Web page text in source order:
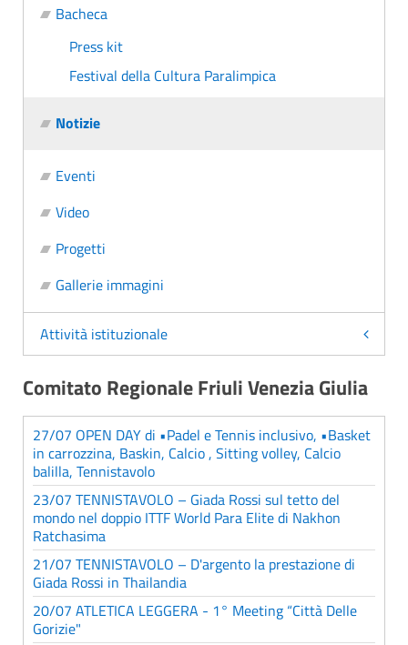
Bacheca
Press kit
Festival della Cultura Paralimpica
Notizie
Eventi
Video
Progetti
Gallerie immagini
Attività istituzionale
Comitato Regionale Friuli Venezia Giulia
27/07 OPEN DAY di •Padel e Tennis inclusivo, •Basket
in carrozzina, Baskin, Calcio , Sitting volley, Calcio
balilla, Tennistavolo
23/07 TENNISTAVOLO – Giada Rossi sul tetto del
mondo nel doppio ITTF World Para Elite di Nakhon
Ratchasima
21/07 TENNISTAVOLO – D'argento la prestazione di
Giada Rossi in Thailandia
20/07 ATLETICA LEGGERA - 1° Meeting “Città Delle
Gorizie"